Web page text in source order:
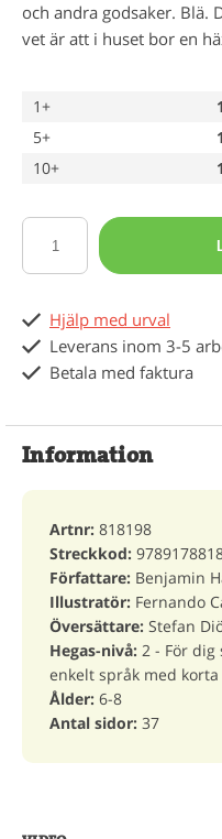
och andra godsaker. Blä.
vet är att i huset bor en
1+
5+
10+
Hjälp med urval
Leverans inom 3-5
Betala med faktura
Information
Artnr: 818198
Streckkod:
Författare: Benjamin
Illustratör: Fernando
Översättare: Stefan
Hegas-nivå: 2 - För
enkelt språk med
Ålder: 6-8
Antal sidor: 37